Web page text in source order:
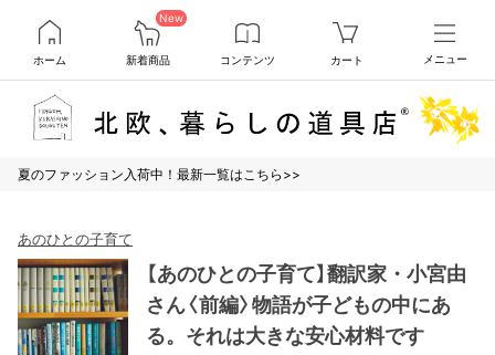
ホーム
New
新着商品 コンテンツ カート メニュー
夏のファッション入荷中！最新一覧はこちら>>
あのひとの子育て
【あのひとの子育て】翻訳家・小宮由
さん〈前編〉物語が子どもの中にあ
る。それは大きな安心材料です